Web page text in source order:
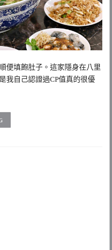
便填飽肚子。這家隱身在八里
我自己認證過CP值真的很優